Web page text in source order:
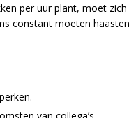
per uur plant, moet zich
constant moeten haasten
van collega’s.